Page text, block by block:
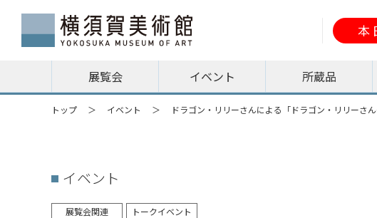
本
展覧会 イベント 所蔵品
トップ イベント ドラゴン・リリーさんによる「ドラゴン・リリーさ
イベント
展覧会関連 トークイベント